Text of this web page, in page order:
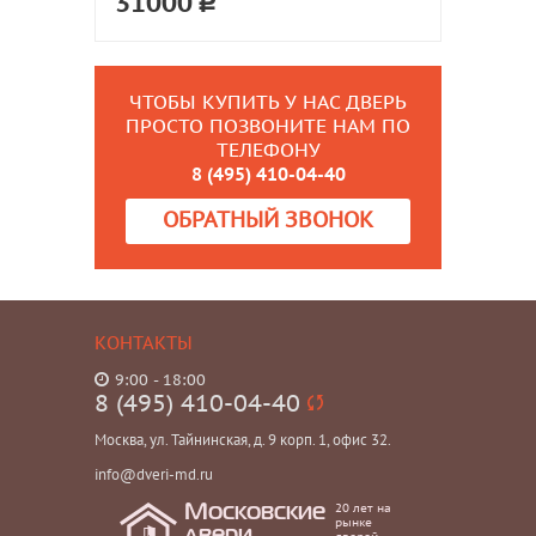
ЧТОБЫ КУПИТЬ У НАС ДВЕРЬ
ПРОСТО ПОЗВОНИТЕ НАМ ПО
ТЕЛЕФОНУ
8 (495) 410-04-40
ОБРАТНЫЙ ЗВОНОК
КОНТАКТЫ
9:00 - 18:00
8 (495) 410-04-40
Москва, ул. Тайнинская, д. 9 корп. 1, офис 32.
info@dveri-md.ru
Московские
20 лет на
рынке